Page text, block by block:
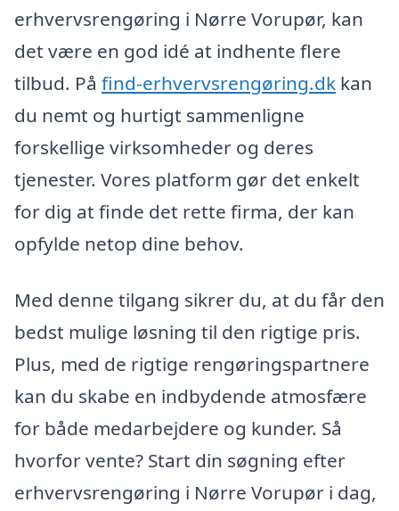
erhvervsrengøring i Nørre Vorupør, kan
det være en god idé at indhente flere
tilbud. På find-erhvervsrengøring.dk kan
du nemt og hurtigt sammenligne
forskellige virksomheder og deres
tjenester. Vores platform gør det enkelt
for dig at finde det rette firma, der kan
opfylde netop dine behov.
Med denne tilgang sikrer du, at du får den
bedst mulige løsning til den rigtige pris.
Plus, med de rigtige rengøringspartnere
kan du skabe en indbydende atmosfære
for både medarbejdere og kunder. Så
hvorfor vente? Start din søgning efter
erhvervsrengøring i Nørre Vorupør i dag,